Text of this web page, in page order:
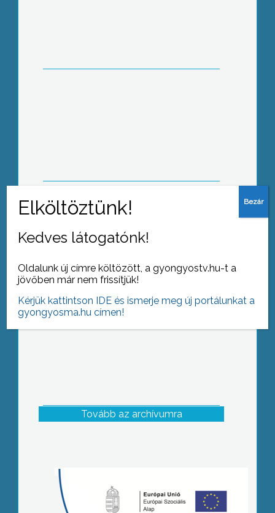
Másodszor szervezte meg éves
tárlatát a Gyöngyösi Műhely a Mátra
Tovább az archívumra
Kedves látogatónk!
Oldalunk új címre költözött, a gyongyostv.hu-t a
jövőben már nem frissítjük!
Kérjük kattintson IDE és ismerje meg új portálunkat a
gyongyosma.hu címen!